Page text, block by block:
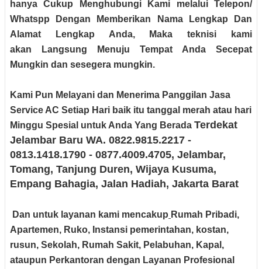
hanya Cukup Menghubungi Kami melalui Telepon/
Whatspp Dengan Memberikan Nama Lengkap Dan
Alamat Lengkap Anda, Maka teknisi kami
akan Langsung Menuju Tempat Anda Secepat
Mungkin dan sesegera mungkin.
Kami Pun Melayani dan Menerima Panggilan Jasa
Service AC Setiap Hari baik itu tanggal merah atau hari
Minggu Spesial untuk Anda Yang Berada Terdekat
Jelambar Baru WA. 0822.9815.2217 -
0813.1418.1790 - 0877.4009.4705, Jelambar,
Tomang, Tanjung Duren, Wijaya Kusuma,
Empang Bahagia, Jalan Hadiah, Jakarta Barat
Dan untuk layanan kami mencakup Rumah Pribadi,
Apartemen, Ruko, Instansi pemerintahan, kostan,
rusun, Sekolah, Rumah Sakit, Pelabuhan, Kapal,
ataupun Perkantoran dengan Layanan Profesional